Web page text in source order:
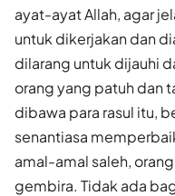
ayat-ayat Allah, agar
untuk dikerjakan dan
dilarang untuk dijauhi
orang yang patuh dan
dibawa para rasul itu,
senantiasa
amal-amal saleh,
gembira. Tidak ada